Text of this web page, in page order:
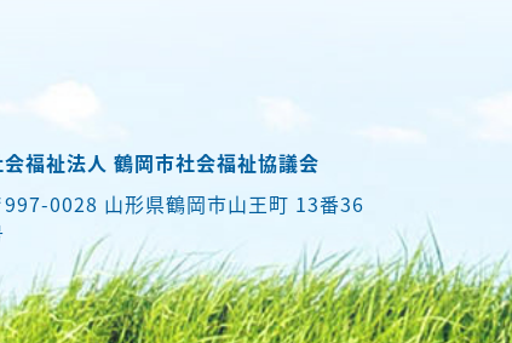
福祉法人 鶴岡市社会福祉協議会
997-0028 山形県鶴岡市山王町 13番36